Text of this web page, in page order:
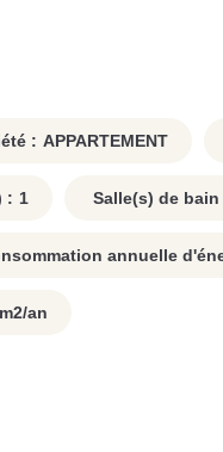
: APPARTEMENT
: 1 Salle(s) de bain
annuelle
an